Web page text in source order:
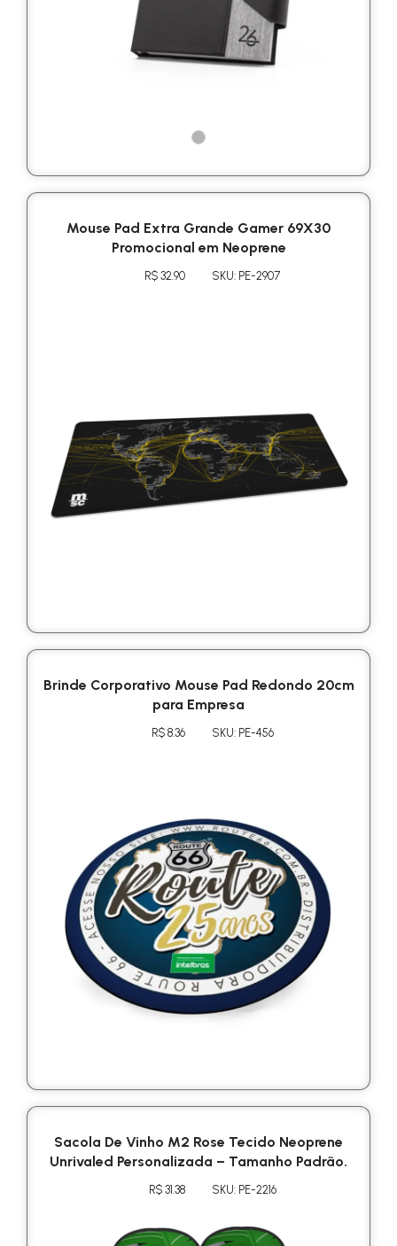
Mouse Pad Extra Grande Gamer 69X30
Promocional em Neoprene
R$ 32.90 SKU: PE-2907
Brinde Corporativo Mouse Pad Redondo 20cm
para Empresa
R$ 8.36 SKU: PE-456
Sacola De Vinho M2 Rose Tecido Neoprene
Unrivaled Personalizada – Tamanho Padrão.
R$ 31.38 SKU: PE-2216